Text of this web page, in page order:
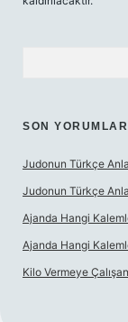
SON YORUMLAR
Judonun Türkçe
Judonun Türkçe
Ajanda Hangi
Ajanda Hangi
Kilo Vermeye